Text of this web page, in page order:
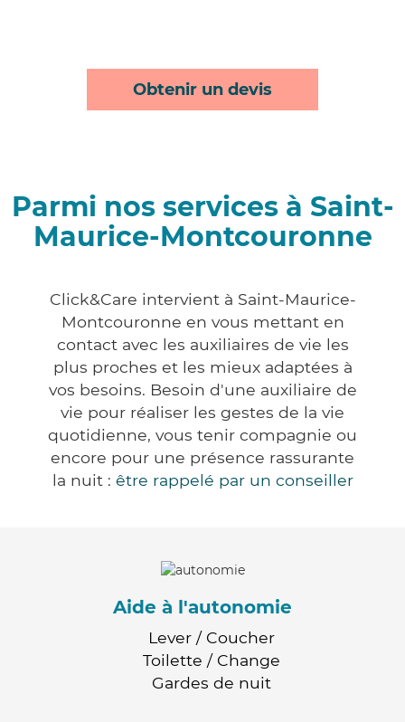
Obtenir un devis
Parmi nos services à Saint-
Maurice-Montcouronne
Click&Care intervient à Saint-Maurice-
Montcouronne en vous mettant en
contact avec les auxiliaires de vie les
plus proches et les mieux adaptées à
vos besoins. Besoin d'une auxiliaire de
vie pour réaliser les gestes de la vie
quotidienne, vous tenir compagnie ou
encore pour une présence rassurante
la nuit : être rappelé par un conseiller
Aide à l'autonomie
Lever / Coucher
Toilette / Change
Gardes de nuit